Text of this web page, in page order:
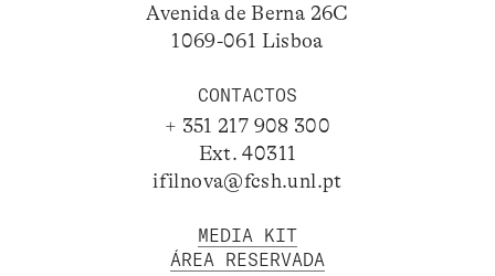
Avenida de Berna 26C
1069-061 Lisboa
CONTACTOS
+ 351 217 908 300
Ext. 40311
ifilnova@fcsh.unl.pt
MEDIA KIT
ÁREA RESERVADA